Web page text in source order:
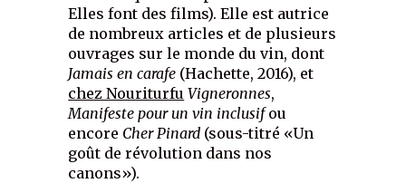
Elles font des films). Elle est autrice
de nombreux articles et de plusieurs
ouvrages sur le monde du vin, dont
Jamais en carafe (Hachette, 2016), et
chez Nouriturfu Vigneronnes,
Manifeste pour un vin inclusifou
encore Cher Pinard (sous-titré «Un
goût de révolution dans nos
canons»).